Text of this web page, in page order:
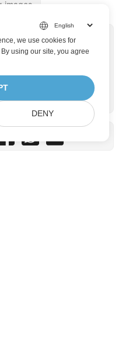
images
Word დოკუმენტების
Cloud SDK-ის
გამოყენებით
we use cookies for
using our site, you agree
DENY